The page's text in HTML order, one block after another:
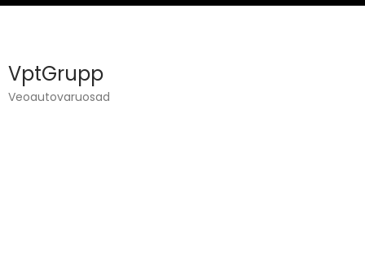
VptGrupp
Veoautovaruosad